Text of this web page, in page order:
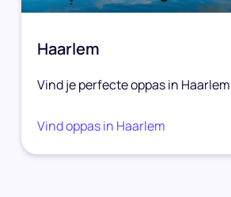
Haarlem
Vind je perfecte oppas in Haarlem
Vind oppas in Haarlem